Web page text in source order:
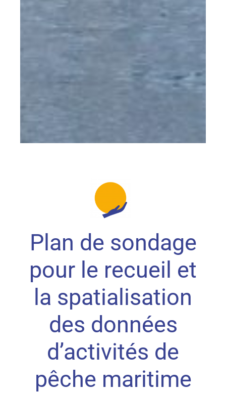
Plan de sondage
pour le recueil et
la spatialisation
des données
d’activités de
pêche maritime